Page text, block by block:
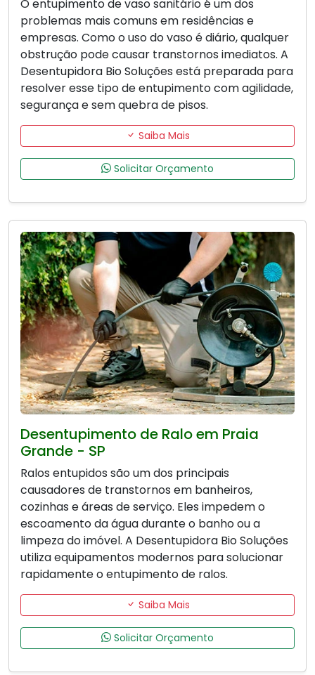
O entupimento de vaso sanitário é um dos
problemas mais comuns em residências e
empresas. Como o uso do vaso é diário, qualquer
obstrução pode causar transtornos imediatos. A
Desentupidora Bio Soluções está preparada para
resolver esse tipo de entupimento com agilidade,
segurança e sem quebra de pisos.
Saiba Mais
Solicitar Orçamento
Desentupimento de Ralo em Praia
Grande - SP
Ralos entupidos são um dos principais
causadores de transtornos em banheiros,
cozinhas e áreas de serviço. Eles impedem o
escoamento da água durante o banho ou a
limpeza do imóvel. A Desentupidora Bio Soluções
utiliza equipamentos modernos para solucionar
rapidamente o entupimento de ralos.
Saiba Mais
Solicitar Orçamento